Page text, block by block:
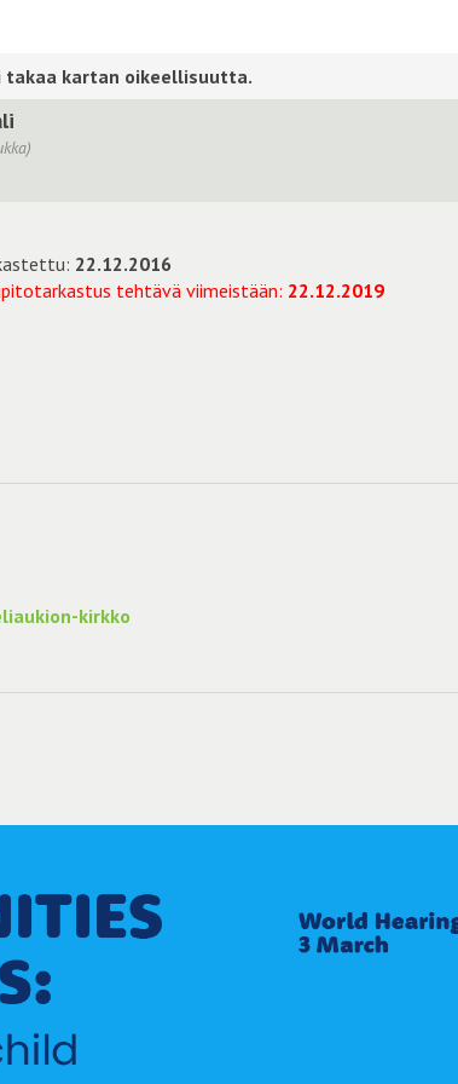
22.12.2016
tehtävä viimeistään: 22.12.2019
kirkko